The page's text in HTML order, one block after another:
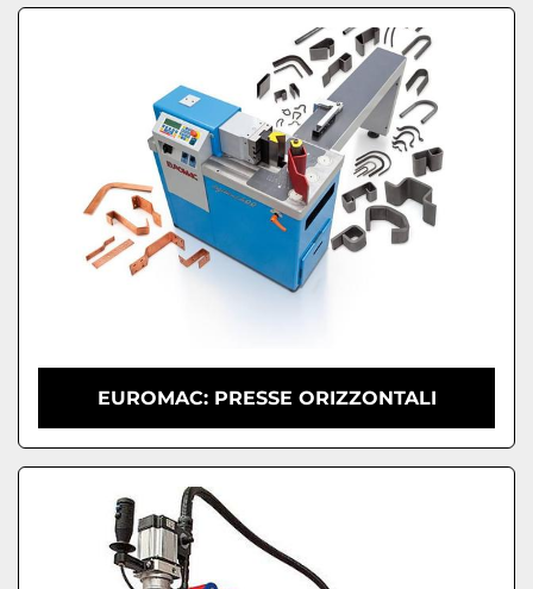
Ordina per
EUROMAC: PRESSE ORIZZONTALI